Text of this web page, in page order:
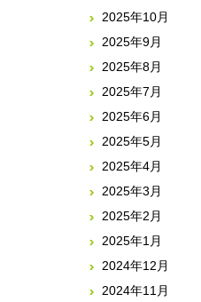
2025年10月
2025年9月
2025年8月
2025年7月
2025年6月
2025年5月
2025年4月
2025年3月
2025年2月
2025年1月
2024年12月
2024年11月